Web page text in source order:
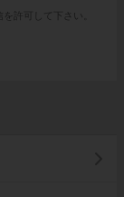
許可して下さい。